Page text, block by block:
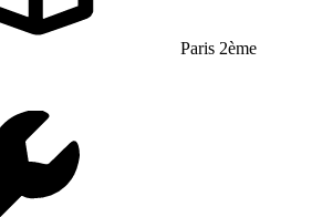
Paris 2ème